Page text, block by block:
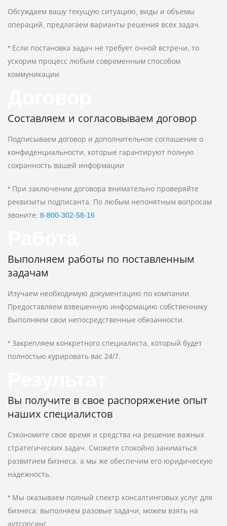
Обсуждаем вашу текущую ситуацию, виды и объемы
операций, предлагаем варианты решения всех задач.
* Если постановка задач не требует очной встречи, то
ускорим процесс любым современным способом
коммуникации
Составляем и согласовываем договор
Подписываем договор и дополнительное соглашение о
конфиденциальности, которые гарантируют полную
сохранность вашей информации
* При заключении договора внимательно проверяйте
реквизиты подписанта. По любым непонятным вопросам
звоните: 8‑800‑302‑58‑16
Выполняем работы по поставленным
задачам
Изучаем необходимую документацию по компании.
Предоставляем взвешенную информацию собственнику.
Выполняем свои непосредственные обязанности.
* Закрепляем конкретного специалиста, который будет
полностью курировать вас 24/7.
Вы получите в свое распоряжение опыт
наших специалистов
Сэкономите свое время и средства на решение важных
стратегических задач. Сможете спокойно заниматься
развитием бизнеса, а мы же обеспечим его юридическую
надежность.
* Мы оказываем полный спектр консалтинговых услуг для
бизнеса: выполняем разовые задачи, можем взять на
аутсорсинг.